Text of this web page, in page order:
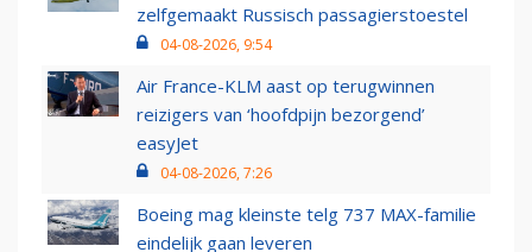
zelfgemaakt Russisch passagierstoestel
04-08-2026, 9:54
Air France-KLM aast op terugwinnen
reizigers van ‘hoofdpijn bezorgend’
easyJet
04-08-2026, 7:26
Boeing mag kleinste telg 737 MAX-familie
eindelijk gaan leveren